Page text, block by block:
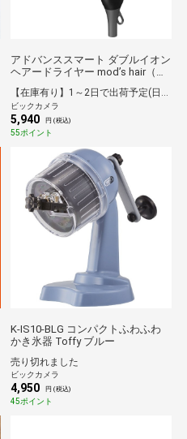
アドバンススマート ダブルイオン
ヘアードライヤー mod’s hair（モ
MHD1246K
【在庫有り】1～2日で出荷予定(日付指定可)
ビックカメラ
5,940 円 (税込)
55ポイント
K-IS10-BLG コンパクトふわふわ
かき氷器 Toffy ブルー
売り切れました
ビックカメラ
4,950 円 (税込)
45ポイント